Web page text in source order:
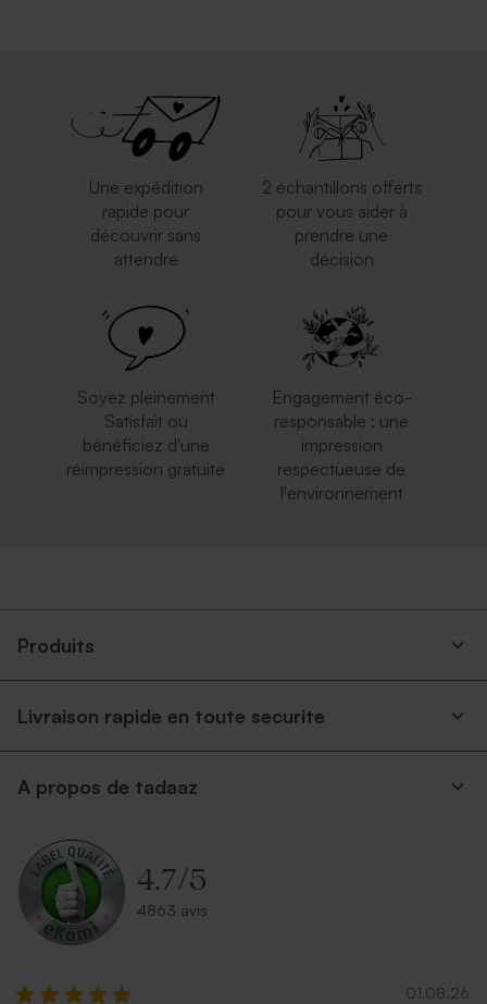
Une expédition
rapide pour
découvrir sans
attendre
2 échantillons offerts
pour vous aider à
prendre une
décision
Soyez pleinement
Satisfait ou
bénéficiez d'une
réimpression gratuite
Engagement éco-
responsable : une
impression
respectueuse de
l'environnement
Produits
Livraison rapide en toute securite
A propos de tadaaz
4.7/5
4863 avis
01.08.26